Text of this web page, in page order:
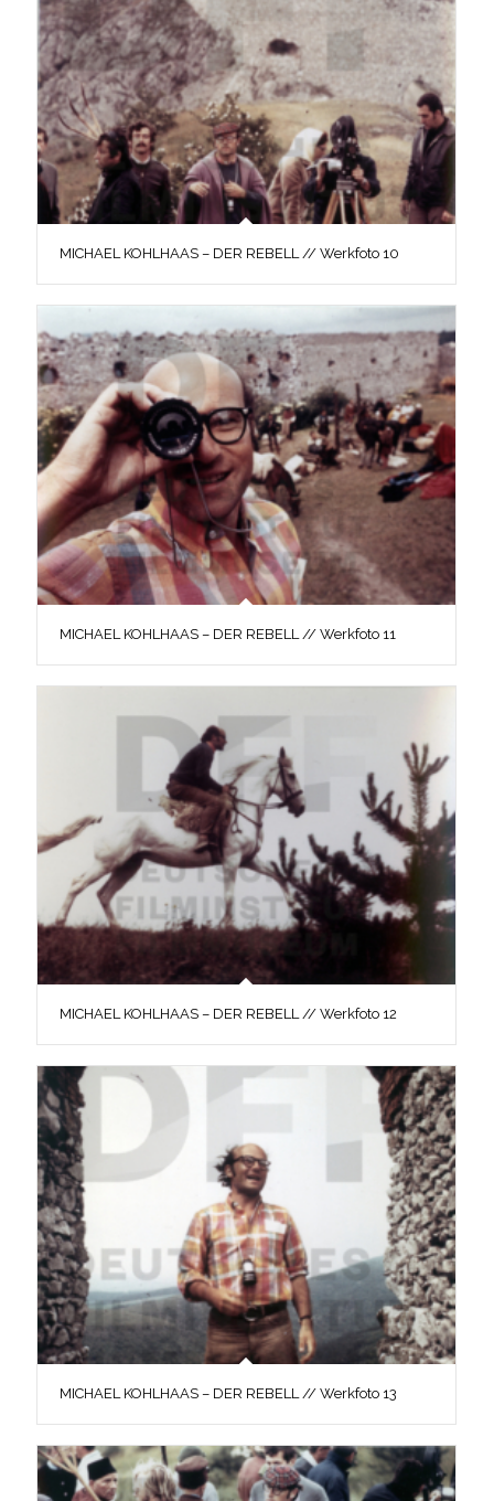
MICHAEL KOHLHAAS – DER REBELL // Werkfoto 10
MICHAEL KOHLHAAS – DER REBELL // Werkfoto 11
MICHAEL KOHLHAAS – DER REBELL // Werkfoto 12
MICHAEL KOHLHAAS – DER REBELL // Werkfoto 13